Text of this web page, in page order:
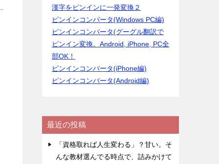
漢字をピンインに一発変換２
ピンインコンバータ(Windows PC編)
ピンインコンバータ(グーグル翻訳で
ピンイン変換。Android, iPhone, PC全
部OK！
ピンインコンバータ(iPhone編)
ピンインコンバータ(Android編)
最近の投稿
「資格取れば人生変わる」？甘い。そ
んな教材選んでる時点で、詰みかけて